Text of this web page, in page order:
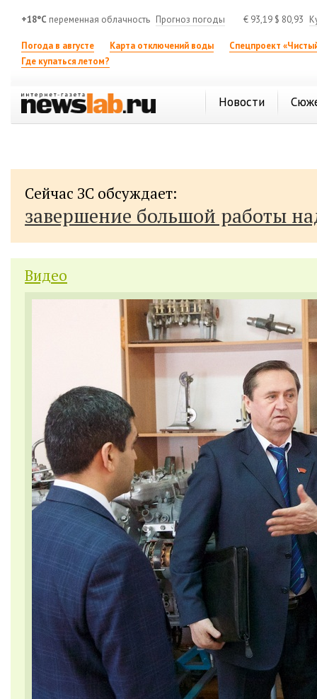
+18°C переменная облачность Прогноз погоды € 93,19 $ 80,93
Погода в августе Карта отключений воды
Спецпроект
Где купаться летом?
Новости
Сейчас ЗС обсуждает:
завершение большой работы
Видео